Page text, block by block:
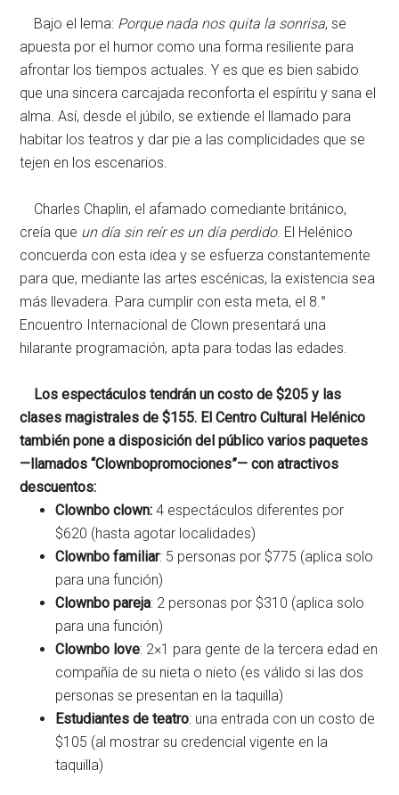
Bajo el lema: Porque nada nos quita la sonrisa, se
apuesta por el humor como una forma resiliente para
afrontar los tiempos actuales. Y es que es bien sabido
que una sincera carcajada reconforta el espíritu y sana el
alma. Así, desde el júbilo, se extiende el llamado para
habitar los teatros y dar pie a las complicidades que se
tejen en los escenarios.
Charles Chaplin, el afamado comediante británico,
creía que un día sin reír es un día perdido. El Helénico
concuerda con esta idea y se esfuerza constantemente
para que, mediante las artes escénicas, la existencia sea
más llevadera. Para cumplir con esta meta, el 8.°
Encuentro Internacional de Clown presentará una
hilarante programación, apta para todas las edades.
Los espectáculos tendrán un costo de $205 y las
clases magistrales de $155. El Centro Cultural Helénico
también pone a disposición del público varios paquetes
—llamados “Clownbopromociones”— con atractivos
descuentos:
Clownbo clown:4 espectáculos diferentes por
$620 (hasta agotar localidades)
Clownbo familiar: 5 personas por $775 (aplica solo
para una función)
Clownbo pareja: 2 personas por $310 (aplica solo
para una función)
Clownbo love: 2×1 para gente de la tercera edad en
compañía de su nieta o nieto (es válido si las dos
personas se presentan en la taquilla)
Estudiantes de teatro: una entrada con un costo de
$105 (al mostrar su credencial vigente en la
taquilla)